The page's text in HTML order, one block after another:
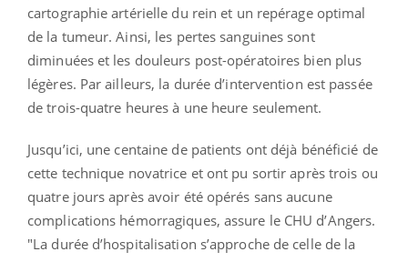
cartographie artérielle du rein et un repérage optimal
de la tumeur. Ainsi, les pertes sanguines sont
diminuées et les douleurs post-opératoires bien plus
légères. Par ailleurs, la durée d’intervention est passée
de trois-quatre heures à une heure seulement.
Jusqu’ici, une centaine de patients ont déjà bénéficié de
cette technique novatrice et ont pu sortir après trois ou
quatre jours après avoir été opérés sans aucune
complications hémorragiques, assure le CHU d’Angers.
"La durée d’hospitalisation s’approche de celle de la